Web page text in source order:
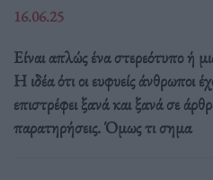
16.06.25
Είναι απλώς ένα στερεότυπο ή
Η ιδέα ότι οι ευφυείς άνθρωποι
επιστρέφει ξανά και ξανά σε
παρατηρήσεις. Όμως τι σημα